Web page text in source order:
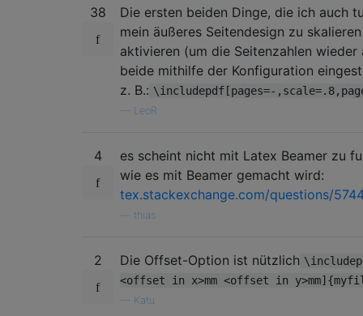
38
Die ersten beiden Dinge, die ich auch
mein äußeres Seitendesign zu
aktivieren (um die Seitenzahlen wieder
beide mithilfe der Konfiguration
z. B.: \includepdf[pages=-
LeoR
4
es scheint nicht mit Latex Beamer zu
wie es mit Beamer gemacht wird:
tex.stackexchange.com/questions/
thias
2 Die Offset-Option ist nützlich
<offset in x>mm <offset in
Katu